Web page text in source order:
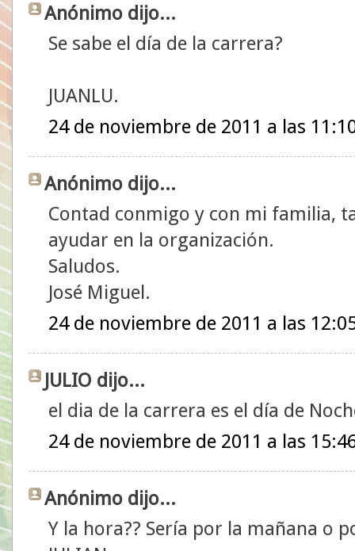
Anónimo dijo...
Se sabe el día de la carrera?
JUANLU.
24 de noviembre de 2011 a las
Anónimo dijo...
Contad conmigo y con mi familia,
ayudar en la organización.
Saludos.
José Miguel.
24 de noviembre de 2011 a las
JULIO dijo...
el dia de la carrera es el día de
24 de noviembre de 2011 a las
Anónimo dijo...
Y la hora?? Sería por la mañana o